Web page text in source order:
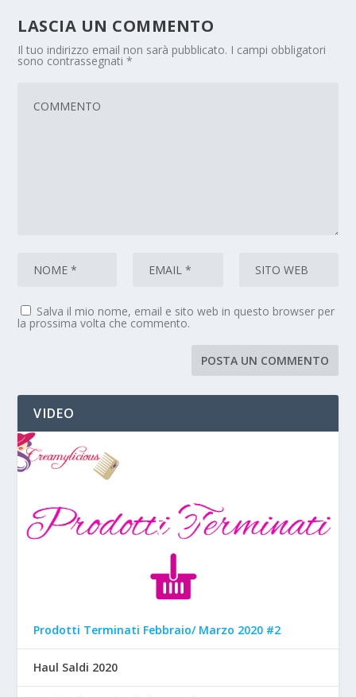
LASCIA UN COMMENTO
Il tuo indirizzo email non sarà pubblicato. I campi obbligatori
sono contrassegnati*
Salva il mio nome, email e sito web in questo browser per
la prossima volta che commento.
VIDEO
Prodotti Terminati Febbraio/ Marzo 2020 #2
Haul Saldi 2020